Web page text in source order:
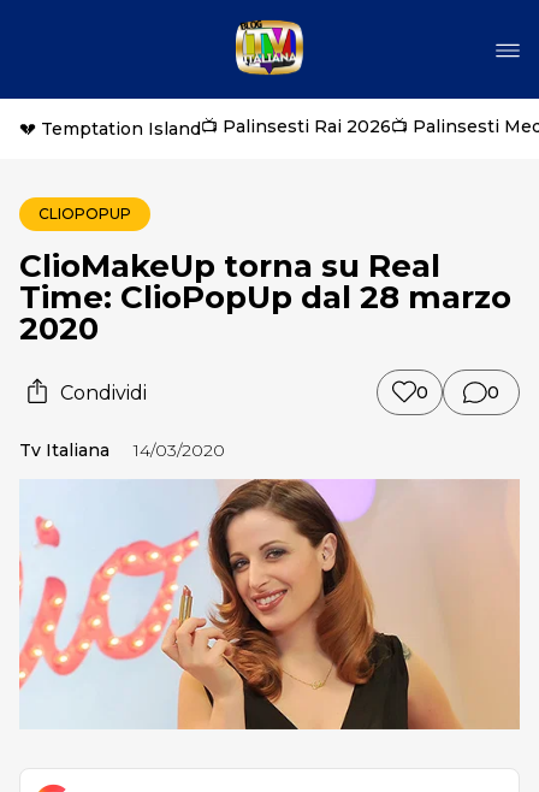
💔 Temptation Island📺 Palinsesti Rai 2026📺 Palinsesti
CLIOPOPUP
ClioMakeUp torna su Real
Time: ClioPopUp dal 28 marzo
2020
Condividi 0 0
Tv Italiana 14/03/2020